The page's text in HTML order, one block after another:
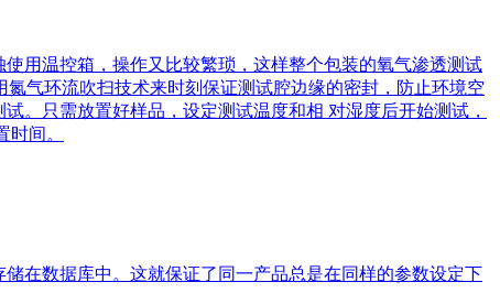
用温控箱，操作又比较繁琐，这样整个包装的氧气渗透测试
气环流吹扫技术来时刻保证测试腔边缘的密封，防止环境空
。只需放置好样品，设定测试温度和相 对湿度后开始测试，
间。
在数据库中。这就保证了同一产品总是在同样的参数设定下